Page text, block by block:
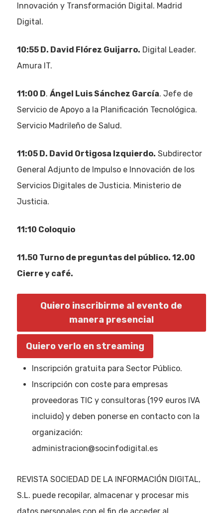
Innovación y Transformación Digital. Madrid
Digital.
10:55 D. David Flórez Guijarro. Digital Leader.
Amura IT.
11:00 D. Ángel Luis Sánchez García. Jefe de
Servicio de Apoyo a la Planificación Tecnológica.
Servicio Madrileño de Salud.
11:05 D. David Ortigosa Izquierdo. Subdirector
General Adjunto de Impulso e Innovación de los
Servicios Digitales de Justicia. Ministerio de
Justicia.
11:10 Coloquio
11.50 Turno de preguntas del público. 12.00
Cierre y café.
Quiero inscribirme al evento de
manera presencial
Quiero verlo en streaming
Inscripción gratuita para Sector Público.
Inscripción con coste para empresas
proveedoras TIC y consultoras (199 euros IVA
incluido) y deben ponerse en contacto con la
organización:
administracion@socinfodigital.es
REVISTA SOCIEDAD DE LA INFORMACIÓN DIGITAL,
S.L. puede recopilar, almacenar y procesar mis
datos personales con el fin de acceder al